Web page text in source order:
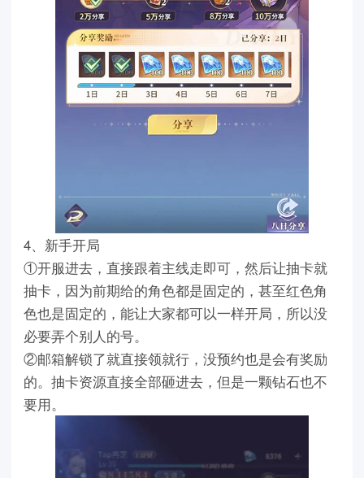
4、新手开局
①开服进去，直接跟着主线走即可，然后让抽卡就
抽卡，因为前期给的角色都是固定的，甚至红色角
色也是固定的，能让大家都可以一样开局，所以没
必要弄个别人的号。
②邮箱解锁了就直接领就行，没预约也是会有奖励
的。抽卡资源直接全部砸进去，但是一颗钻石也不
要用。